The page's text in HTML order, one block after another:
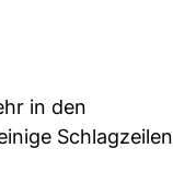
in den
Schlagzeilen